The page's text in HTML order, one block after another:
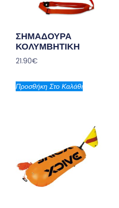
ΣΗΜΑΔΟΥΡΑ
ΚΟΛΥΜΒΗΤΙΚΗ
21.90€
Προσθήκη Στο Καλάθι